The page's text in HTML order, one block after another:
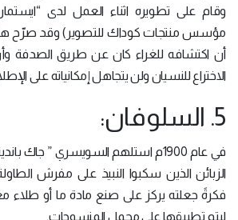
وقام على تطويره اثناء العمل لدى
مؤسس منتجات كوداك للتصوير) وقد صرّح
أن اكتشافه للغراء كان عن طريق الصدفة
الاختراع للنسيان ولن يتجاهل إمكانياته على
5. السلوفان:
في عام 1900م استلهم السويسري ”
الزبائن الذين سكبوا النبيذ على مفرش
فكرةً جعلته يركز على صنع مادة ما أو طلاء
ليتم تطبيقها على مجمل المنسوجات.